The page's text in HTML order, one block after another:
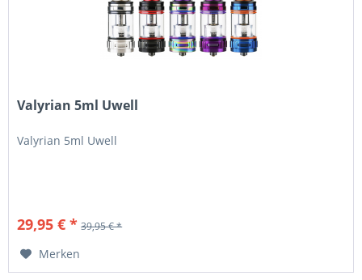
Valyrian 5ml Uwell
Valyrian 5ml Uwell
29,95 € * 39,95 € *
Merken